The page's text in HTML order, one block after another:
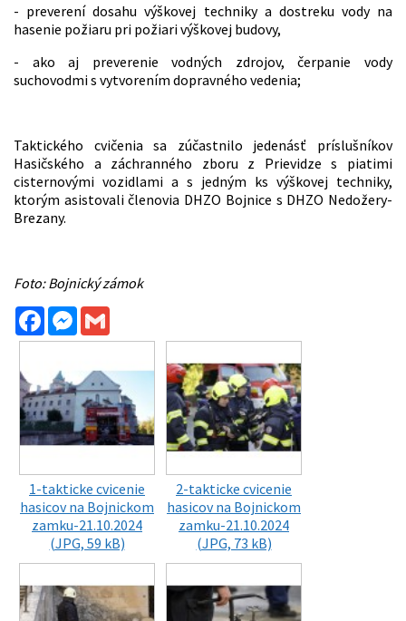
- preverení dosahu výškovej techniky a dostreku vody na
hasenie požiaru pri požiari výškovej budovy,
- ako aj preverenie vodných zdrojov, čerpanie vody
suchovodmi s vytvorením dopravného vedenia;
Taktického cvičenia sa zúčastnilo jedenásť príslušníkov
Hasičského a záchranného zboru z Prievidze s piatimi
cisternovými vozidlami a s jedným ks výškovej techniky,
ktorým asistovali členovia DHZO Bojnice s DHZO Nedožery-
Brezany.
Foto: Bojnický zámok
FacebookMessenger
1-takticke cvicenie
hasicov na Bojnickom
zamku-21.10.2024
(JPG, 59 kB)
2-takticke cvicenie
hasicov na Bojnickom
zamku-21.10.2024
(JPG, 73 kB)